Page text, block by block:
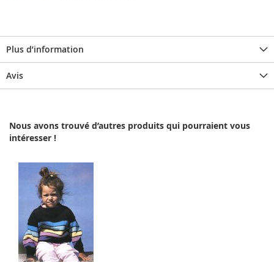
Plus d’information
Avis
Nous avons trouvé d’autres produits qui pourraient vous
intéresser !